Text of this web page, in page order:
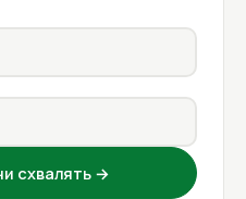
схвалять →